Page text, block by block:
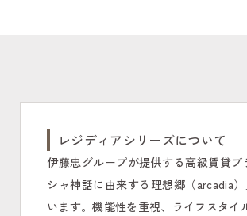
レジディアシリーズについて
伊藤忠グループが提供する高級賃貸
シャ神話に由来する理想郷（arcadia
います。機能性を重視、ライフスタ